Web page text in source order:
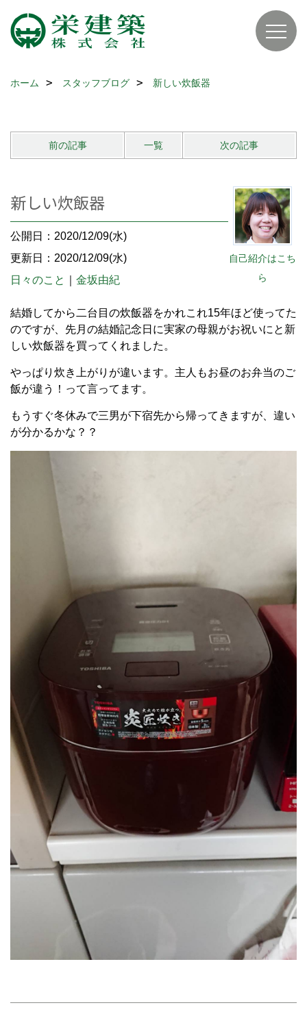
ホーム スタッフブログ 新しい炊飯器
前の記事 一覧 次の記事
自己紹介はこち
ら
新しい炊飯器
公開日：2020/12/09(水)
更新日：2020/12/09(水)
日々のこと
金坂由紀
結婚してから二台目の炊飯器をかれこれ15年ほど使ってた
のですが、先月の結婚記念日に実家の母親がお祝いにと新
しい炊飯器を買ってくれました。
やっぱり炊き上がりが違います。主人もお昼のお弁当のご
飯が違う！って言ってます。
もうすぐ冬休みで三男が下宿先から帰ってきますが、違い
が分かるかな？？